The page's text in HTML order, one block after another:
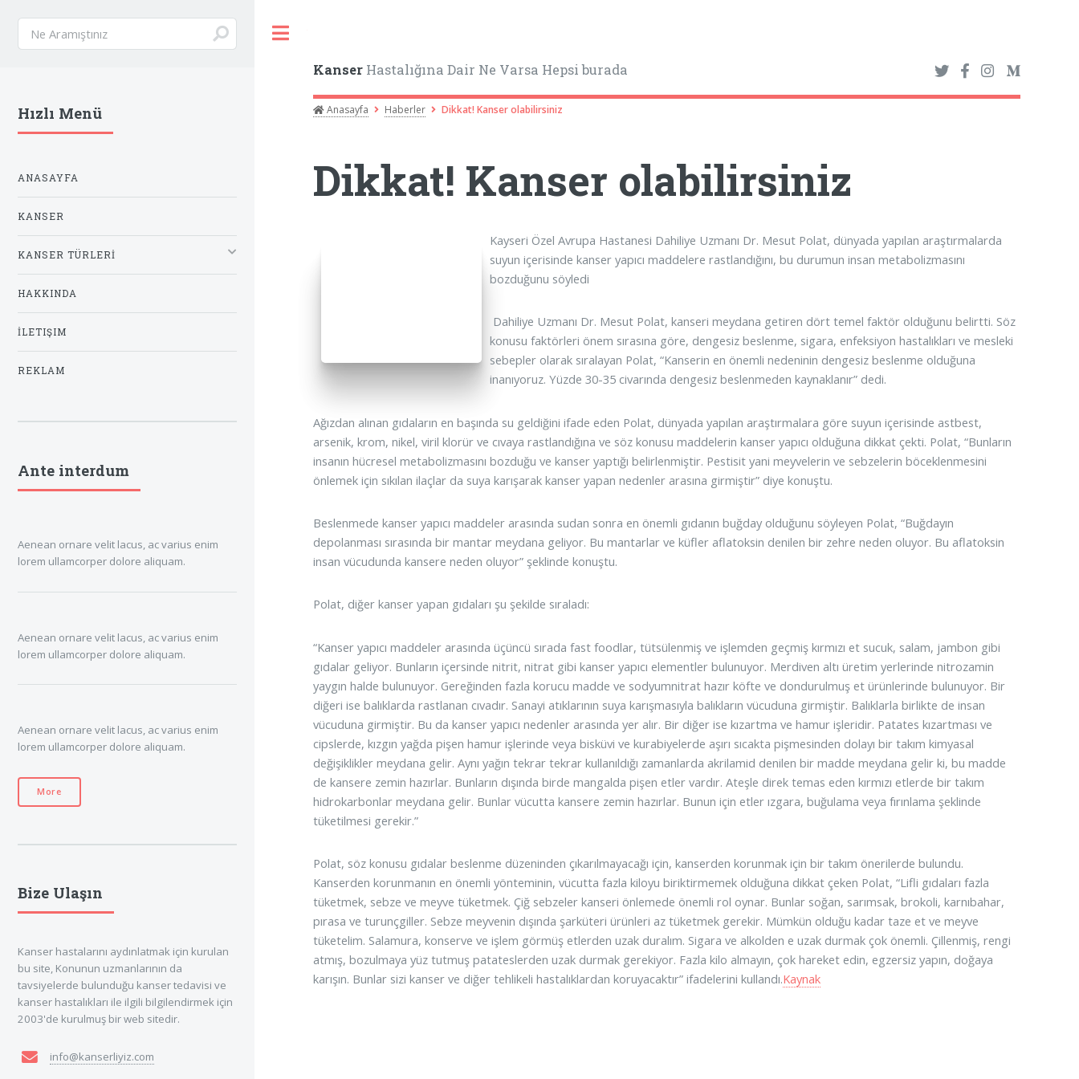
Kanser Hastalığına Dair Ne Varsa Hepsi burada
Anasayfa Haberler Dikkat! Kanser olabilirsiniz
Dikkat! Kanser olabilirsiniz
Kayseri Özel Avrupa Hastanesi Dahiliye Uzmanı Dr. Mesut Polat, dünyada yapılan araştırmalarda
suyun içerisinde kanser yapıcı maddelere rastlandığını, bu durumun insan metabolizmasını
bozduğunu söyledi
Dahiliye Uzmanı Dr. Mesut Polat, kanseri meydana getiren dört temel faktör olduğunu belirtti. Söz
konusu faktörleri önem sırasına göre, dengesiz beslenme, sigara, enfeksiyon hastalıkları ve mesleki
sebepler olarak sıralayan Polat, “Kanserin en önemli nedeninin dengesiz beslenme olduğuna
inanıyoruz. Yüzde 30-35 civarında dengesiz beslenmeden kaynaklanır” dedi.
Ağızdan alınan gıdaların en başında su geldiğini ifade eden Polat, dünyada yapılan araştırmalara göre suyun içerisinde astbest,
arsenik, krom, nikel, viril klorür ve cıvaya rastlandığına ve söz konusu maddelerin kanser yapıcı olduğuna dikkat çekti. Polat, “Bunların
insanın hücresel metabolizmasını bozduğu ve kanser yaptığı belirlenmiştir. Pestisit yani meyvelerin ve sebzelerin böceklenmesini
önlemek için sıkılan ilaçlar da suya karışarak kanser yapan nedenler arasına girmiştir” diye konuştu.
Beslenmede kanser yapıcı maddeler arasında sudan sonra en önemli gıdanın buğday olduğunu söyleyen Polat, “Buğdayın
depolanması sırasında bir mantar meydana geliyor. Bu mantarlar ve küfler aflatoksin denilen bir zehre neden oluyor. Bu aflatoksin
insan vücudunda kansere neden oluyor” şeklinde konuştu.
Polat, diğer kanser yapan gıdaları şu şekilde sıraladı:
“Kanser yapıcı maddeler arasında üçüncü sırada fast foodlar, tütsülenmiş ve işlemden geçmiş kırmızı et sucuk, salam, jambon gibi
gıdalar geliyor. Bunların içersinde nitrit, nitrat gibi kanser yapıcı elementler bulunuyor. Merdiven altı üretim yerlerinde nitrozamin
yaygın halde bulunuyor. Gereğinden fazla korucu madde ve sodyumnitrat hazır köfte ve dondurulmuş et ürünlerinde bulunuyor. Bir
diğeri ise balıklarda rastlanan cıvadır. Sanayi atıklarının suya karışmasıyla balıkların vücuduna girmiştir. Balıklarla birlikte de insan
vücuduna girmiştir. Bu da kanser yapıcı nedenler arasında yer alır. Bir diğer ise kızartma ve hamur işleridir. Patates kızartması ve
cipslerde, kızgın yağda pişen hamur işlerinde veya bisküvi ve kurabiyelerde aşırı sıcakta pişmesinden dolayı bir takım kimyasal
değişiklikler meydana gelir. Aynı yağın tekrar tekrar kullanıldığı zamanlarda akrilamid denilen bir madde meydana gelir ki, bu madde
de kansere zemin hazırlar. Bunların dışında birde mangalda pişen etler vardır. Ateşle direk temas eden kırmızı etlerde bir takım
hidrokarbonlar meydana gelir. Bunlar vücutta kansere zemin hazırlar. Bunun için etler ızgara, buğulama veya fırınlama şeklinde
tüketilmesi gerekir.”
Polat, söz konusu gıdalar beslenme düzeninden çıkarılmayacağı için, kanserden korunmak için bir takım önerilerde bulundu.
Kanserden korunmanın en önemli yönteminin, vücutta fazla kiloyu biriktirmemek olduğuna dikkat çeken Polat, “Lifli gıdaları fazla
tüketmek, sebze ve meyve tüketmek. Çiğ sebzeler kanseri önlemede önemli rol oynar. Bunlar soğan, sarımsak, brokoli, karnıbahar,
pırasa ve turunçgiller. Sebze meyvenin dışında şarküteri ürünleri az tüketmek gerekir. Mümkün olduğu kadar taze et ve meyve
tüketelim. Salamura, konserve ve işlem görmüş etlerden uzak duralım. Sigara ve alkolden e uzak durmak çok önemli. Çillenmiş, rengi
atmış, bozulmaya yüz tutmuş patateslerden uzak durmak gerekiyor. Fazla kilo almayın, çok hareket edin, egzersiz yapın, doğaya
karışın. Bunlar sizi kanser ve diğer tehlikeli hastalıklardan koruyacaktır” ifadelerini kullandı.Kaynak
Hızlı Menü
ANASAYFA
KANSER
KANSER TÜRLERİ
HAKKINDA
İLETIŞIM
REKLAM
Ante interdum
Aenean ornare velit lacus, ac varius enim
lorem ullamcorper dolore aliquam.
Aenean ornare velit lacus, ac varius enim
lorem ullamcorper dolore aliquam.
Aenean ornare velit lacus, ac varius enim
lorem ullamcorper dolore aliquam.
More
Bize Ulaşın
Kanser hastalarını aydınlatmak için kurulan
bu site, Konunun uzmanlarının da
tavsiyelerde bulunduğu kanser tedavisi ve
kanser hastalıkları ile ilgili bilgilendirmek için
2003'de kurulmuş bir web sitedir.
info@kanserliyiz.com